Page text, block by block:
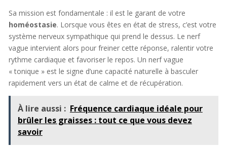
Sa mission est fondamentale : il est le garant de votre
homéostasie. Lorsque vous êtes en état de stress, c’est votre
système nerveux sympathique qui prend le dessus. Le nerf
vague intervient alors pour freiner cette réponse, ralentir votre
rythme cardiaque et favoriser le repos. Un nerf vague
« tonique » est le signe d’une capacité naturelle à basculer
rapidement vers un état de calme et de récupération.
À lire aussi : Fréquence cardiaque idéale pour
brûler les graisses : tout ce que vous devez
savoir